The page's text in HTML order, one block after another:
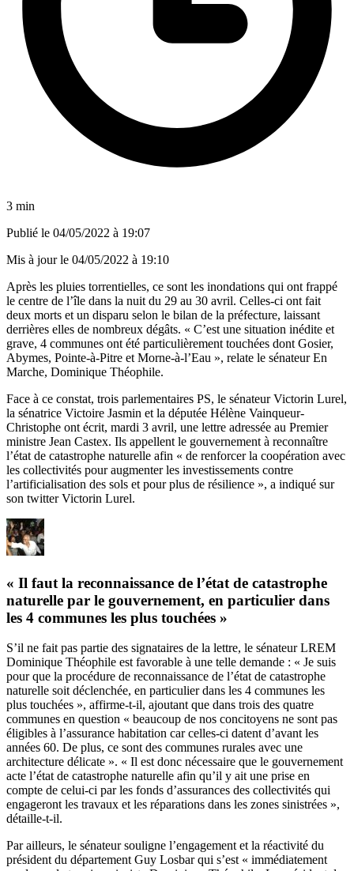
3 min
Publié le 04/05/2022 à 19:07
Mis à jour le 04/05/2022 à 19:10
Après les pluies torrentielles, ce sont les inondations qui ont frappé
le centre de l’île dans la nuit du 29 au 30 avril. Celles-ci ont fait
deux morts et un disparu selon le bilan de la préfecture, laissant
derrières elles de nombreux dégâts. « C’est une situation inédite et
grave, 4 communes ont été particulièrement touchées dont Gosier,
Abymes, Pointe-à-Pitre et Morne-à-l’Eau », relate le sénateur En
Marche, Dominique Théophile.
Face à ce constat, trois parlementaires PS, le sénateur Victorin Lurel,
la sénatrice Victoire Jasmin et la députée Hélène Vainqueur-
Christophe ont écrit, mardi 3 avril, une lettre adressée au Premier
ministre Jean Castex. Ils appellent le gouvernement à reconnaître
l’état de catastrophe naturelle afin « de renforcer la coopération avec
les collectivités pour augmenter les investissements contre
l’artificialisation des sols et pour plus de résilience », a indiqué sur
son twitter Victorin Lurel.
« Il faut la reconnaissance de l’état de catastrophe
naturelle par le gouvernement, en particulier dans
les 4 communes les plus touchées »
S’il ne fait pas partie des signataires de la lettre, le sénateur LREM
Dominique Théophile est favorable à une telle demande : « Je suis
pour que la procédure de reconnaissance de l’état de catastrophe
naturelle soit déclenchée, en particulier dans les 4 communes les
plus touchées », affirme-t-il, ajoutant que dans trois des quatre
communes en question « beaucoup de nos concitoyens ne sont pas
éligibles à l’assurance habitation car celles-ci datent d’avant les
années 60. De plus, ce sont des communes rurales avec une
architecture délicate ». « Il est donc nécessaire que le gouvernement
acte l’état de catastrophe naturelle afin qu’il y ait une prise en
compte de celui-ci par les fonds d’assurances des collectivités qui
engageront les travaux et les réparations dans les zones sinistrées »,
détaille-t-il.
Par ailleurs, le sénateur souligne l’engagement et la réactivité du
président du département Guy Losbar qui s’est « immédiatement